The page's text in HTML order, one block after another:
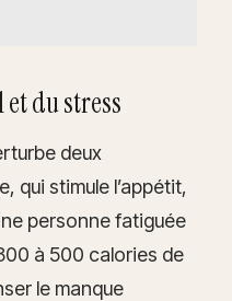
du stress
deux
qui stimule l’appétit,
personne fatiguée
à 500 calories de
le manque